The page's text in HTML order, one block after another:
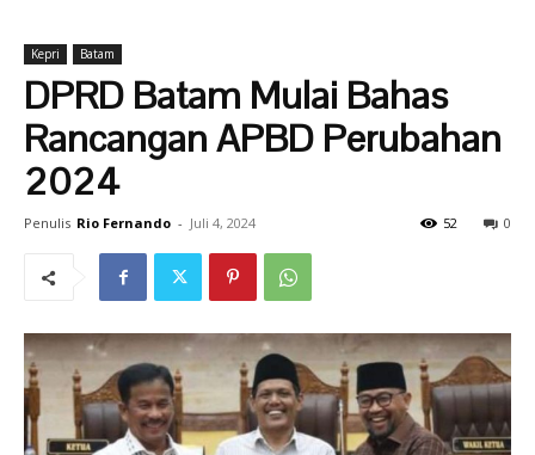
Kepri Batam
DPRD Batam Mulai Bahas
Rancangan APBD Perubahan
2024
Penulis Rio Fernando - Juli 4, 2024 0
52